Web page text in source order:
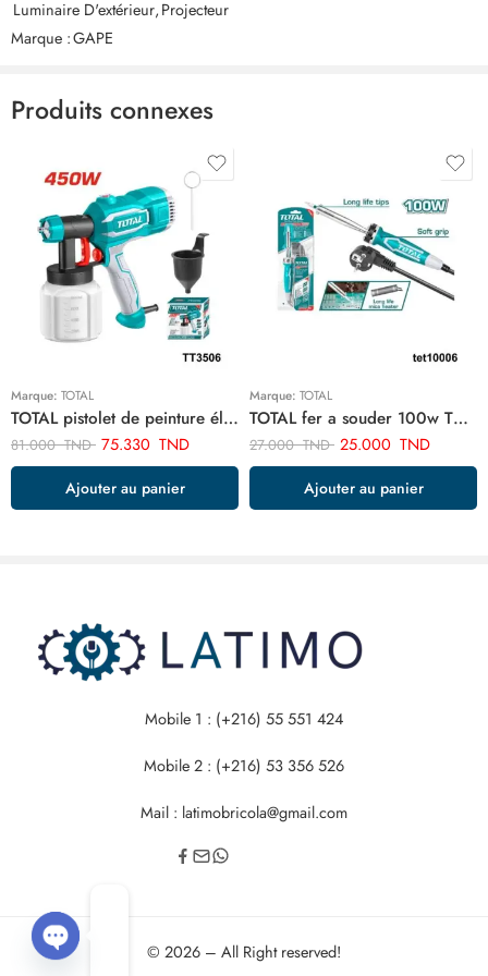
Il n'y a pas encore de critiques.
Luminaire D'extérieur,Projecteur
Marque :GAPE
Produits connexes
Marque: TOTAL
TOTAL pistolet de peinture électrique 450w TT3506
81.000TND 75.330 TND
Ajouter au panier
Marque: TOTAL
TOTAL fer a souder 100w TET10006
27.000TND 25.000 TND
Ajouter au panier
Mobile 1 : (+216) 55 551 424
Mobile 2 : (+216) 53 356 526
Mail : latimobricola@gmail.com
© 2026 – All Right reserved!